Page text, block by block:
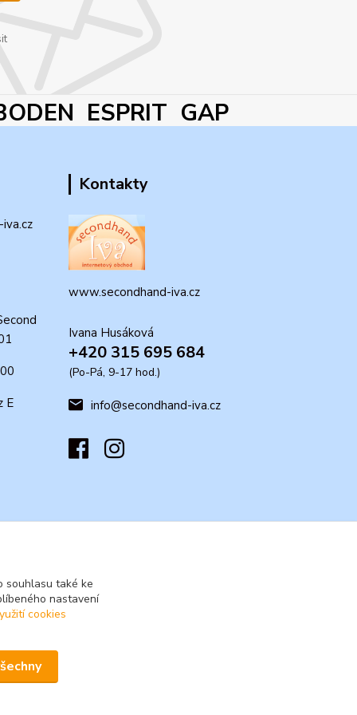
ESPRIT GAP
E
Kontakty
www.secondhand-iva.cz
Ivana Husáková
+420 315 695 684
(Po-Pá, 9-17 hod.)
info@secondhand-iva.cz
souhlasu také ke
nastavení
cookies